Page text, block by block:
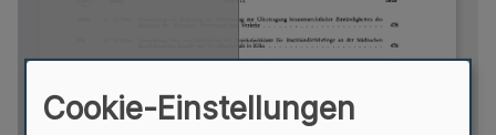
Cookie-Einstellungen